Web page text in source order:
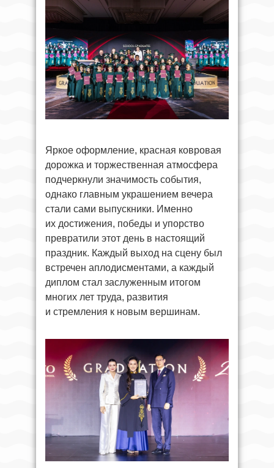
Яркое оформление, красная ковровая
дорожка и торжественная атмосфера
подчеркнули значимость события,
однако главным украшением вечера
стали сами выпускники. Именно
их достижения, победы и упорство
превратили этот день в настоящий
праздник. Каждый выход на сцену был
встречен аплодисментами, а каждый
диплом стал заслуженным итогом
многих лет труда, развития
и стремления к новым вершинам.